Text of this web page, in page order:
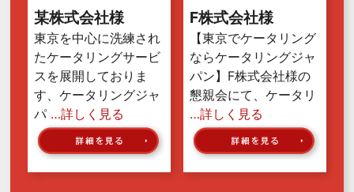
某株式会社様
東京を中心に洗練され
たケータリングサービ
スを展開しておりま
す、ケータリングジャ
パ …詳しく見る
F株式会社様
【東京でケータリング
ならケータリングジャ
パン】F株式会社様の
懇親会にて、ケータリ
…詳しく見る